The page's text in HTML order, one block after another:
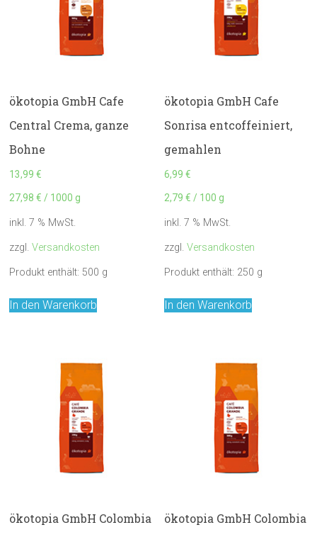
ökotopia GmbH Cafe
Central Crema, ganze
Bohne
13,99€
27,98€ / 1000 g
inkl. 7 % MwSt.
zzgl.Versandkosten
Produkt enthält: 500 g
In den Warenkorb
ökotopia GmbH Cafe
Sonrisa entcoffeiniert,
gemahlen
6,99€
2,79€ / 100 g
inkl. 7 % MwSt.
zzgl.Versandkosten
Produkt enthält: 250 g
In den Warenkorb
ökotopia GmbH Colombia
ökotopia GmbH Colombia